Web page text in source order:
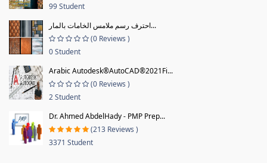
99 Student
احترف رسم ملامس الخامات بالمار...
(0 Reviews )
0 Student
Arabic Autodesk®AutoCAD®2021Fi...
(0 Reviews )
2 Student
Dr. Ahmed AbdelHady - PMP Prep...
(213 Reviews )
3371 Student